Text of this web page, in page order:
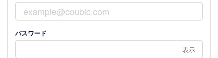
パスワード
表示